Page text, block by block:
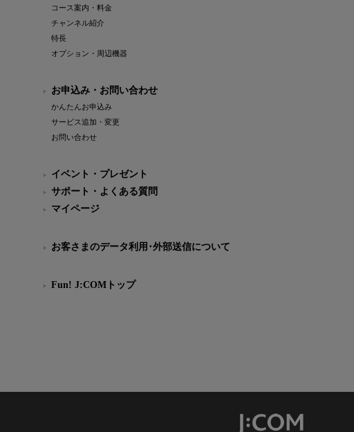
コース案内・料金
チャンネル紹介
特長
オプション・周辺機器
お申込み・お問い合わせ
かんたんお申込み
サービス追加・変更
お問い合わせ
イベント・プレゼント
サポート・よくある質問
マイページ
お客さまのデータ利用･外部送信について
Fun! J:COMトップ